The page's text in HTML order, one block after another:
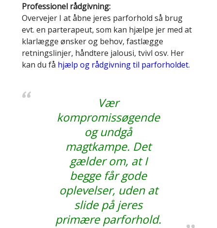
Professionel rådgivning:
Overvejer I at åbne jeres parforhold så brug
evt. en parterapeut, som kan hjælpe jer med at
klarlægge ønsker og behov, fastlægge
retningslinjer, håndtere jalousi, tvivl osv. Her
kan du få hjælp og rådgivning til parforholdet.
Vær
kompromissøgende
og undgå
magtkampe. Det
gælder om, at I
begge får gode
oplevelser, uden at
slide på jeres
primære parforhold.